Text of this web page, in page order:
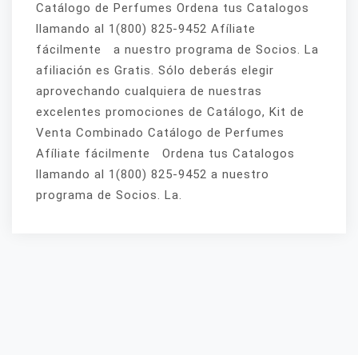
Catálogo de Perfumes Ordena tus Catalogos
llamando al 1(800) 825-9452 Afíliate
fácilmente a nuestro programa de Socios. La
afiliación es Gratis. Sólo deberás elegir
aprovechando cualquiera de nuestras
excelentes promociones de Catálogo, Kit de
Venta Combinado Catálogo de Perfumes
Afíliate fácilmente Ordena tus Catalogos
llamando al 1(800) 825-9452 a nuestro
programa de Socios. La.